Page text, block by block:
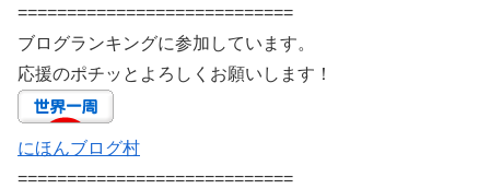
============================
ブログランキングに参加しています。
応援のポチッとよろしくお願いします！
にほんブログ村
============================